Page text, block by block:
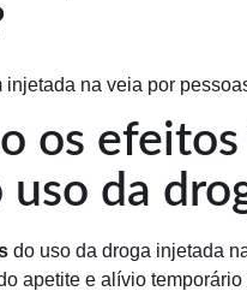
injetada na veia por
os
uso da
do uso da droga injetada
apetite e alívio